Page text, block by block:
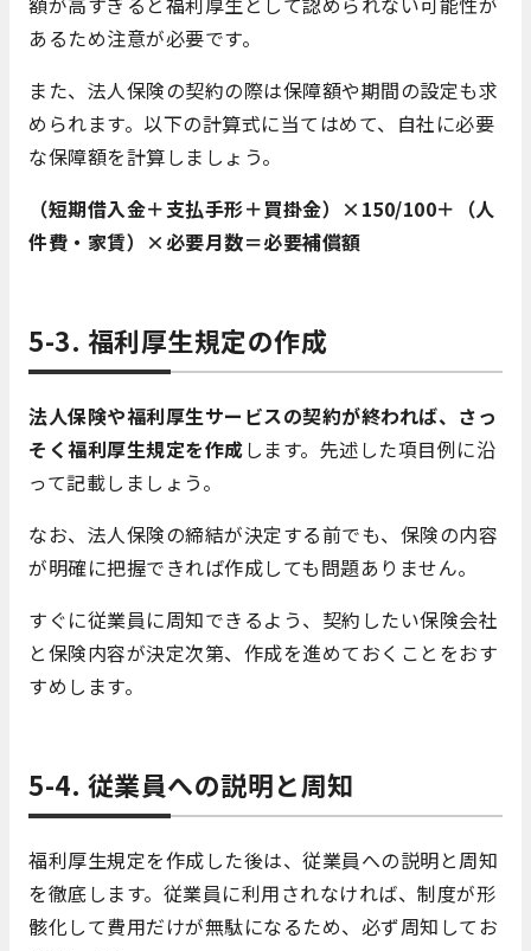
あるため注意が必要です。
また、法人保険の契約の際は保障額や期間の設定も求
められます。以下の計算式に当てはめて、自社に必要
な保障額を計算しましょう。
（短期借入金＋支払手形＋買掛金）×150/100＋（人
件費・家賃）×必要月数＝必要補償額
5-3. 福利厚生規定の作成
法人保険や福利厚生サービスの契約が終われば、さっ
そく福利厚生規定を作成します。先述した項目例に沿
って記載しましょう。
なお、法人保険の締結が決定する前でも、保険の内容
が明確に把握できれば作成しても問題ありません。
すぐに従業員に周知できるよう、契約したい保険会社
と保険内容が決定次第、作成を進めておくことをおす
すめします。
5-4. 従業員への説明と周知
福利厚生規定を作成した後は、従業員への説明と周知
を徹底します。従業員に利用されなければ、制度が形
骸化して費用だけが無駄になるため、必ず周知してお